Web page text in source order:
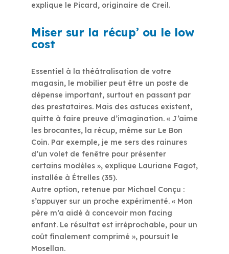
explique le Picard, originaire de Creil.
Miser sur la récup’ ou le low
cost
Essentiel à la théâtralisation de votre
magasin, le mobilier peut être un poste de
dépense important, surtout en passant par
des prestataires. Mais des astuces existent,
quitte à faire preuve d’imagination. « J’aime
les brocantes, la récup, même sur Le Bon
Coin. Par exemple, je me sers des rainures
d’un volet de fenêtre pour présenter
certains modèles », explique Lauriane Fagot,
installée à Étrelles (35).
Autre option, retenue par Michael Conçu :
s’appuyer sur un proche expérimenté. « Mon
père m’a aidé à concevoir mon facing
enfant. Le résultat est irréprochable, pour un
coût finalement comprimé », poursuit le
Mosellan.